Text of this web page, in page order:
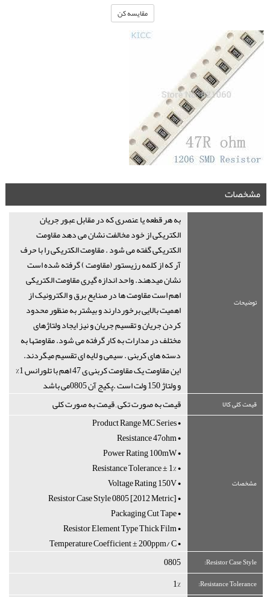
مقایسه کن
مشخصات
به هر قطعه یا عنصری که در مقابل عبور جریان
الکتریکی از خود مخالفت نشان می دهد مقاومت
الکتریکی گفته می شود . مقاومت الکتریکی را با حرف
آر که از کلمه رزیستور (مقاومت ) گرفته شده است
نشان میدهند. واحد اندازه گیری مقاومت الکتریکی
اهم است مقاومت ها در صنایع برق و الکترونیک از
اهمیت بالایی برخوردارند و بیشتر به منظور محدود
کردن جریان و تقسیم جریان و نیز ایجاد ولتاژهای
مختلف در مدارات به کار گرفته می شود. مقاومتها به
دسته های کربنی . سیمی و لایه ای تقسیم میگردند.
این مقاومت یک مقاومت کربنی ی 47 اهم با تلورانس 1%
و ولتاژ 150 ولت است .پکیج آن 0805می باشد
توضیحات
قیمت به صورت تکی , قیمت به صورت کلی قیمت کلی کالا
• Product Range MC Series
• Resistance 47ohm
• Power Rating 100mW
• Resistance Tolerance ± 1%
• Voltage Rating 150V
• Resistor Case Style 0805 [2012 Metric]
• Packaging Cut Tape
• Resistor Element Type Thick Film
• Temperature Coefficient ± 200ppm/°C
مشخصات
0805 Resistor Case Style:
1% Resistance Tolerance: